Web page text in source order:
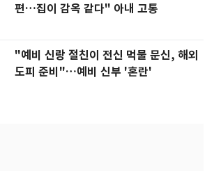
편…집이 감옥 같다" 아내 고통
"예비 신랑 절친이 전신 먹물 문신, 해외
도피 준비"…예비 신부 '혼란'